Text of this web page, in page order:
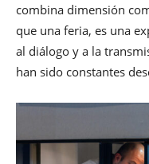
combina dimensión
que una feria, es una
al diálogo y a la
han sido constantes